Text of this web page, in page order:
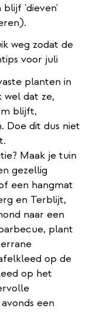
blijf 'dieven'
planten in
dat ze,
blijft,
Doe dit dus niet
Maak je tuin
gezellig
een hangmat
en Terblijt,
naar een
plant
op de
op het
een